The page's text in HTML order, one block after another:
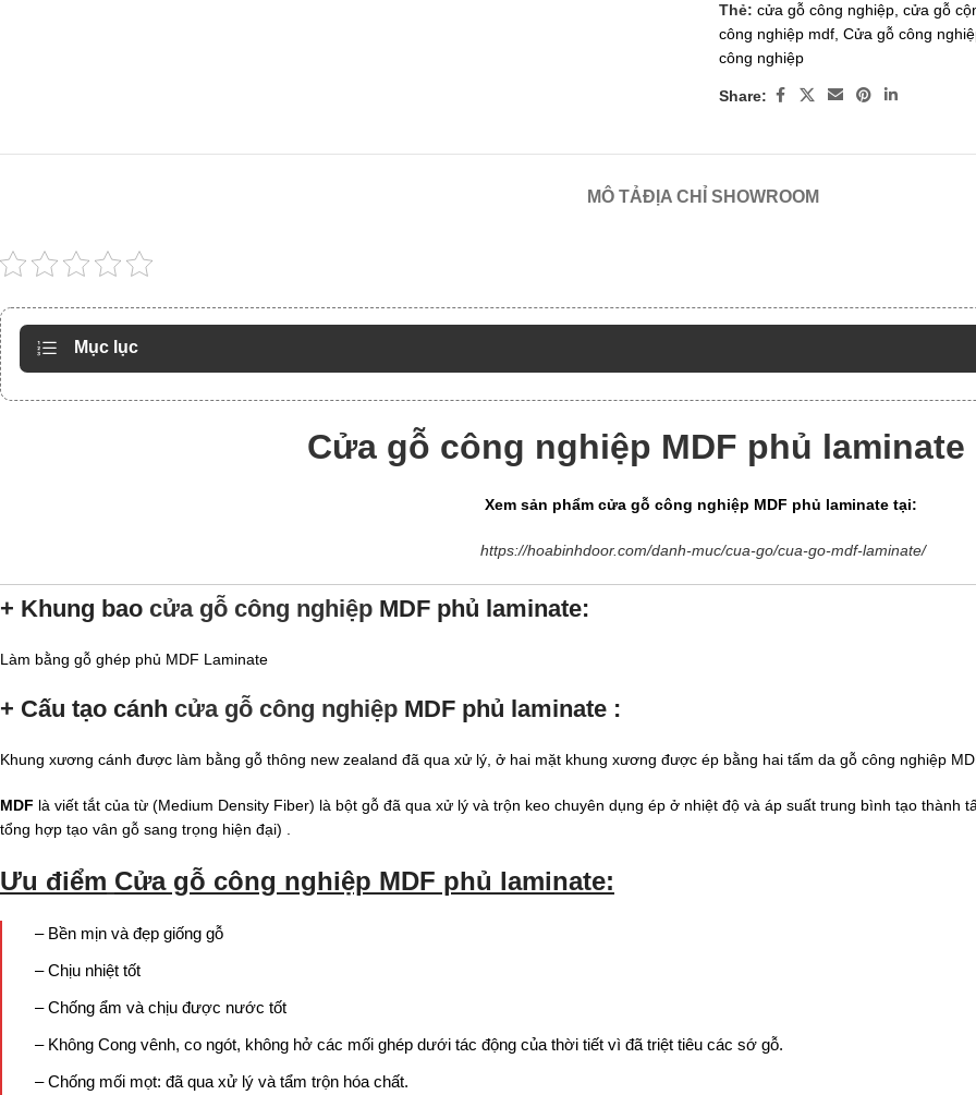
Thẻ: cửa gỗ công nghiệp cửa gỗ
công nghiệp mdf Cửa gỗ công
công nghiệp
Share:
MÔ TẢĐỊA CHỈ SHOWROOM
Mục lục
Cửa gỗ công nghiệp MDF phủ laminate
Xem sản phẩm cửa gỗ công nghiệp MDF phủ laminate tại:
https://hoabinhdoor.com/danh-muc/cua-go/cua-go-mdf-laminate/
+ Khung bao cửa gỗ công nghiệp MDF phủ laminate:
Làm bằng gỗ ghép phủ MDF Laminate
+ Cấu tạo cánh cửa gỗ công nghiệp MDF phủ laminate :
Khung xương cánh được làm bằng gỗ thông new zealand đã qua xử lý, ở hai mặt khung xương được ép bằng hai tấm da gỗ công nghiệp
MDF là viết tắt của từ (Medium Density Fiber) là bột gỗ đã qua xử lý và trộn keo chuyên dụng ép ở nhiệt độ và áp suất trung bình tạo thành
tổng hợp tạo vân gỗ sang trọng hiện đại) .
Ưu điểm Cửa gỗ công nghiệp MDF phủ laminate:
– Bền mịn và đẹp giống gỗ
– Chịu nhiệt tốt
– Chống ẩm và chịu được nước tốt
– Không Cong vênh, co ngót, không hở các mối ghép dưới tác động của thời tiết vì đã triệt tiêu các sớ gỗ.
– Chống mối mọt: đã qua xử lý và tẩm trộn hóa chất.